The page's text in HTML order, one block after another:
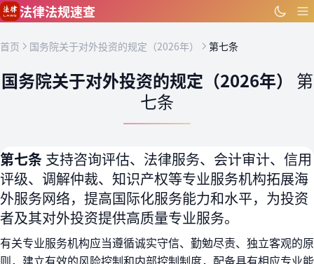
跳到主要内容
法律法规速查
首页 国务院关于对外投资的规定（2026年） 第七条
国务院关于对外投资的规定（2026年） 第
七条
第七条 支持咨询评估、法律服务、会计审计、信用
评级、调解仲裁、知识产权等专业服务机构拓展海
外服务网络，提高国际化服务能力和水平，为投资
者及其对外投资提供高质量专业服务。
有关专业服务机构应当遵循诚实守信、勤勉尽责、独立客观的原
则，建立有效的风险控制和内部控制制度，配备具有相应专业能